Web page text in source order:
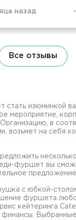
назад -
Все отзывы
изюминкой
мероприятие,
в
возьмет на себя
фуршет вы
предложение.
с юбкой-
фуршета
кейтеринга
финансы.